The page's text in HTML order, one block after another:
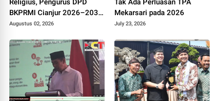
Religius, Pengurus DPD
BKPRMI Cianjur 2026–2031
Resmi Dilantik di Mapolres
Augustus 02, 2026
Tak Ada Perluasan TPA
Mekarsari pada 2026
July 23, 2026